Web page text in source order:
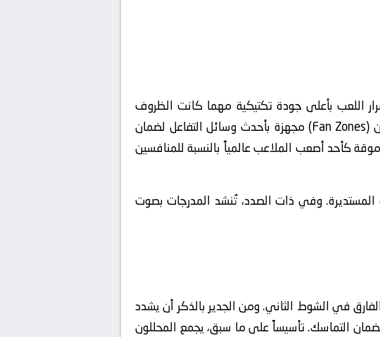
اللعب بأعلى جودة تكتيكية مهما كانت الظروف
الجوية. تأسيساً على ما سبق، تنتشر في أرجاء ملعب باير ليفركوزن مناطق مخصصة للمشجعين (Fan Zones) مجهزة بأحدث وسائل التفاعل لضمان
كأحد أصعب الملاعب عالمياً بالنسبة للمنافسين
وفي ذات الصدد، تُنشد المدرجات بصوت
الفارق في الشوط الثاني. ومن الجدير بالذكر أن يشدد
التماسك. تأسيساً على ما سبق، يجمع المحللون